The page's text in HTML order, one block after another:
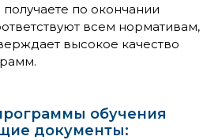
по окончании
всем нормативам,
высокое качество
обучения
документы: